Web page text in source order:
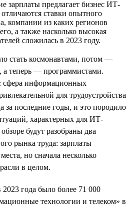
зарплаты предлагает бизнес ИТ-
ставки опытного
компании из каких регионов
а также насколько высокая
сложилась в 2023 году.
стать космонавтами, потом —
а теперь — программистами.
сфера информационных
для трудоустройства
за последние годы, и это породило
характерных для ИТ-
будут разобраны два
рынка труда: зарплаты
но сначала несколько
в целом.
года было более 71 000
технологии и телеком» в